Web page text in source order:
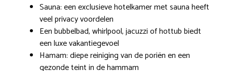
Sauna: een exclusieve hotelkamer met sauna heeft
veel privacy voordelen
Een bubbelbad, whirlpool, jacuzzi of hottub biedt
een luxe vakantiegevoel
Hamam: diepe reiniging van de poriën en een
gezonde teint in de hammam